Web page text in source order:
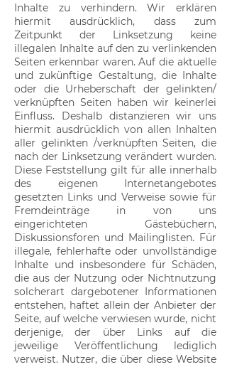
Inhalte zu verhindern. Wir erklären
hiermit ausdrücklich, dass zum
Zeitpunkt der Linksetzung keine
illegalen Inhalte auf den zu verlinkenden
Seiten erkennbar waren. Auf die aktuelle
und zukünftige Gestaltung, die Inhalte
oder die Urheberschaft der gelinkten/
verknüpften Seiten haben wir keinerlei
Einfluss. Deshalb distanzieren wir uns
hiermit ausdrücklich von allen Inhalten
aller gelinkten /verknüpften Seiten, die
nach der Linksetzung verändert wurden.
Diese Feststellung gilt für alle innerhalb
des eigenen Internetangebotes
gesetzten Links und Verweise sowie für
Fremdeinträge in von uns
eingerichteten Gästebüchern,
Diskussionsforen und Mailinglisten. Für
illegale, fehlerhafte oder unvollständige
Inhalte und insbesondere für Schäden,
die aus der Nutzung oder Nichtnutzung
solcherart dargebotener Informationen
entstehen, haftet allein der Anbieter der
Seite, auf welche verwiesen wurde, nicht
derjenige, der über Links auf die
jeweilige Veröffentlichung lediglich
verweist. Nutzer, die über diese Website